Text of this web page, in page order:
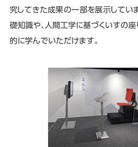
究してきた成果の一部を展示してい
礎知識や、人間工学に基づくいすの座
的に学んでいただけます。